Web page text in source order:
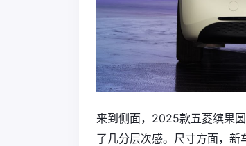
来到侧面，2025款五菱缤果
了几分层次感。尺寸方面，